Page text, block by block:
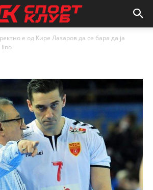
е од Кире Лазаров да се бара да ја
lino